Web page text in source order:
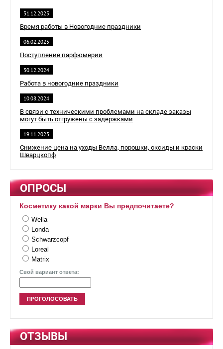
31.12.2025
Время работы в Новогодние праздники
06.02.2025
Поступление парфюмерии
30.12.2024
Работа в новогодние праздники
10.08.2024
В связи с техническими проблемами на складе заказы
могут быть отгружены с задержками
19.11.2023
Снижение цена на уходы Велла, порошки, оксиды и краски
Шварцкопф
ОПРОСЫ
Косметику какой марки Вы предпочитаете?
Wella
Londa
Schwarzcopf
Loreal
Matrix
Свой вариант ответа:
ОТЗЫВЫ